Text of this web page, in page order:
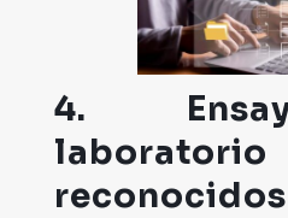
4.
reconocidos